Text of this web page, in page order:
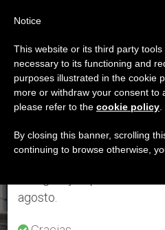
ETIQUETA
Posts
ÚLTIMAS NOTICIAS
Aviso importante
Del 27 de julio al 7 de
anual, aprovechando que
se generan menos
agosto.
Notice
This website or its third party
necessary to its functioning and
purposes illustrated in the cookie
more or withdraw your consent to
please refer to the cookie policy
By closing this banner, scrolling
continuing to browse otherwise,